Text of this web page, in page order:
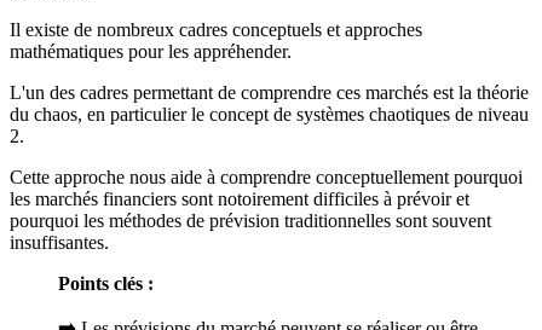
Il existe de nombreux cadres conceptuels et approches
mathématiques pour les appréhender.
L'un des cadres permettant de comprendre ces marchés est la théorie
du chaos, en particulier le concept de systèmes chaotiques de niveau
2.
Cette approche nous aide à comprendre conceptuellement pourquoi
les marchés financiers sont notoirement difficiles à prévoir et
pourquoi les méthodes de prévision traditionnelles sont souvent
insuffisantes.
Points clés :